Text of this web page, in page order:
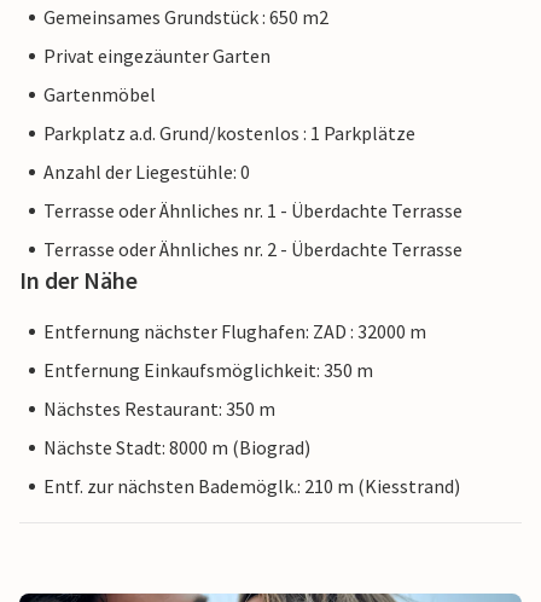
Gemeinsames Grundstück : 650 m2
Privat eingezäunter Garten
Gartenmöbel
Parkplatz a.d. Grund/kostenlos : 1 Parkplätze
Anzahl der Liegestühle: 0
Terrasse oder Ähnliches nr. 1 - Überdachte Terrasse
Terrasse oder Ähnliches nr. 2 - Überdachte Terrasse
In der Nähe
Entfernung nächster Flughafen: ZAD : 32000 m
Entfernung Einkaufsmöglichkeit: 350 m
Nächstes Restaurant: 350 m
Nächste Stadt: 8000 m (Biograd)
Entf. zur nächsten Bademöglk.: 210 m (Kiesstrand)